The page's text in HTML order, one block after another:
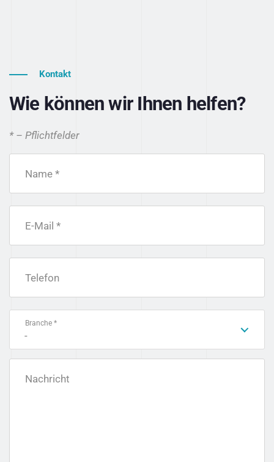
Kontakt
Wie können wir Ihnen helfen?
* – Pflichtfelder
Name *
E-Mail *
Telefon
Branche *
-
Nachricht